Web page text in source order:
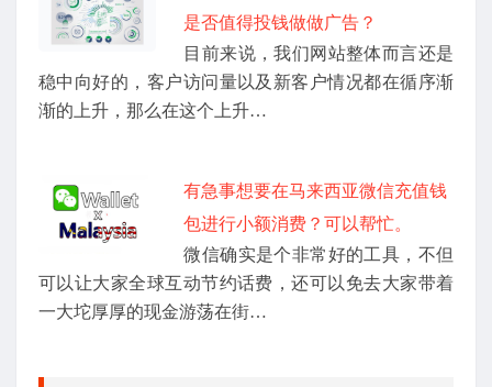
是否值得投钱做做广告？
目前来说，我们网站整体而言还是
稳中向好的，客户访问量以及新客户情况都在循序渐
渐的上升，那么在这个上升…
有急事想要在马来西亚微信充值钱
包进行小额消费？可以帮忙。
微信确实是个非常好的工具，不但
可以让大家全球互动节约话费，还可以免去大家带着
一大坨厚厚的现金游荡在街…